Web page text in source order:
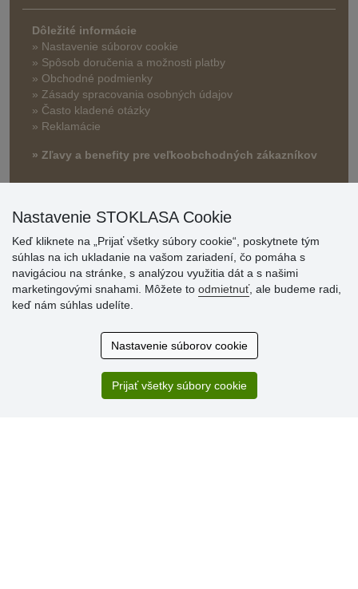
Dôležité informácie
» Nastavenie súborov cookie
» Spôsob doručenia a možnosti platby
» Obchodné podmienky
» Zásady spracovania osobných údajov
» Často kladené otázky
» Reklamácie
» Zľavy a benefity pre veľkoobchodných zákazníkov
Hodnotenia
Nastavenie STOKLASA Cookie
Keď kliknete na „Prijať všetky súbory cookie“, poskytnete tým
súhlas na ich ukladanie na vašom zariadení, čo pomáha s
navigáciou na stránke, s analýzou využitia dát a s našimi
marketingovými snahami. Môžete to odmietnuť, ale budeme radi,
keď nám súhlas udelíte.
Nastavenie súborov cookie
Prijať všetky súbory cookie